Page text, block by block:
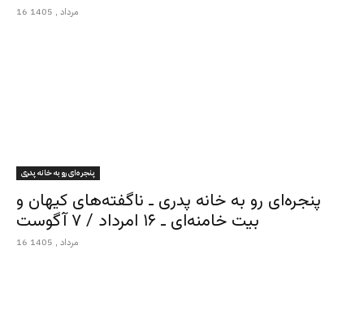
16 مرداد , 1405
پنجره‌ای رو به خانه پدری
پنجره‌ای رو به خانه پدری ـ ناگفته‌های کیهان و
بیت خامنه‌ای ـ ۱۶ امرداد / ۷ آگوست
16 مرداد , 1405